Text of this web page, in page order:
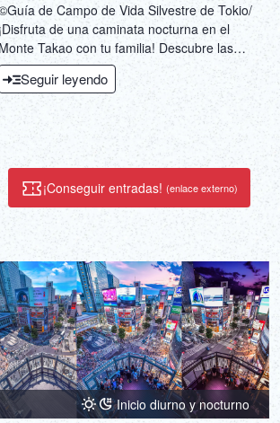
de Campo de Vida Silvestre de Tokio/
¡Disfruta de una caminata nocturna en el
Monte Takao con tu familia! Descubre las
de la naturaleza observando
voladoras, insectos y otras criaturas
nocturnas.
Seguir leyendo
¡Conseguir entradas! (enlace externo)
Inicio diurno y nocturno